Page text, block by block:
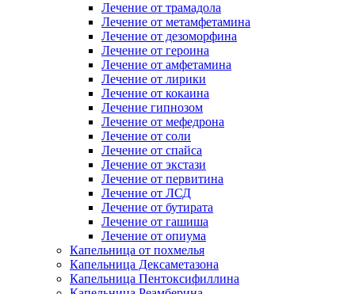
Лечение от трамадола
Лечение от метамфетамина
Лечение от дезоморфина
Лечение от героина
Лечение от амфетамина
Лечение от лирики
Лечение от кокаина
Лечение гипнозом
Лечение от мефедрона
Лечение от соли
Лечение от спайса
Лечение от экстази
Лечение от первитина
Лечение от ЛСД
Лечение от бутирата
Лечение от гашиша
Лечение от опиума
Капельница от похмелья
Капельница Дексаметазона
Капельница Пентоксифиллина